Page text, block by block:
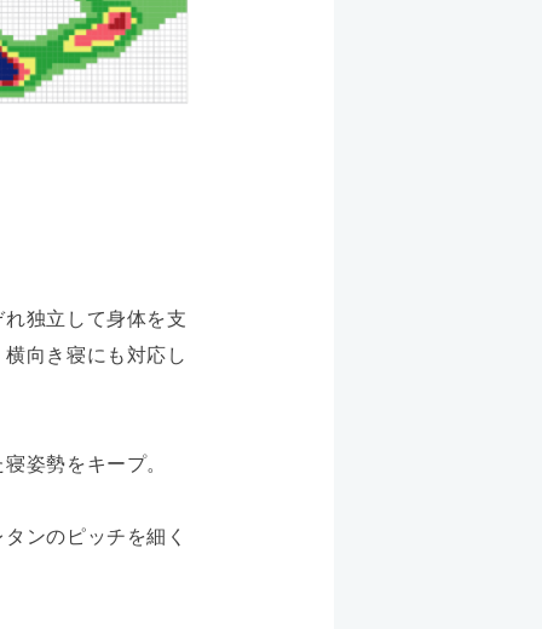
独立して身体を支
向き寝にも対応し
姿勢をキープ。
ンのピッチを細く